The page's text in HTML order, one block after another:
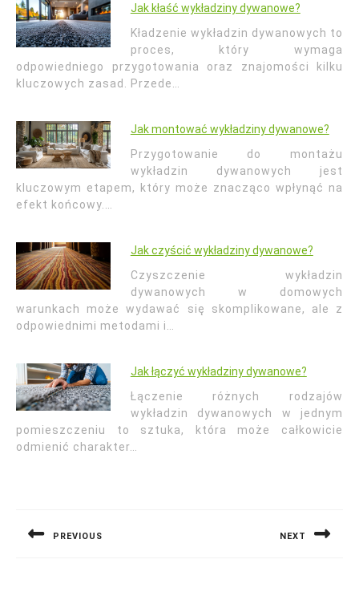
Jak kłaść wykładziny dywanowe?
Kładzenie wykładzin dywanowych to
proces, który wymaga
odpowiedniego przygotowania oraz znajomości kilku
kluczowych zasad. Przede…
Jak montować wykładziny dywanowe?
Przygotowanie do montażu
wykładzin dywanowych jest
kluczowym etapem, który może znacząco wpłynąć na
efekt końcowy.…
Jak czyścić wykładziny dywanowe?
Czyszczenie wykładzin
dywanowych w domowych
warunkach może wydawać się skomplikowane, ale z
odpowiednimi metodami i…
Jak łączyć wykładziny dywanowe?
Łączenie różnych rodzajów
wykładzin dywanowych w jednym
pomieszczeniu to sztuka, która może całkowicie
odmienić charakter…
PREVIOUS NEXT